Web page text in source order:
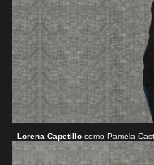
- Lorena Capetillo como Pamela